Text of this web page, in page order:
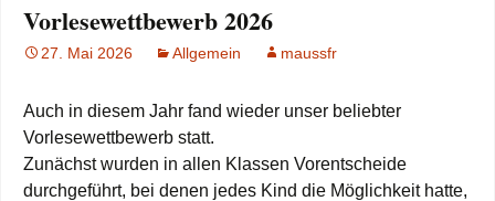
Vorlesewettbewerb 2026
27. Mai 2026 Allgemein maussfr
Auch in diesem Jahr fand wieder unser beliebter
Vorlesewettbewerb statt.
Zunächst wurden in allen Klassen Vorentscheide
durchgeführt, bei denen jedes Kind die Möglichkeit hatte,